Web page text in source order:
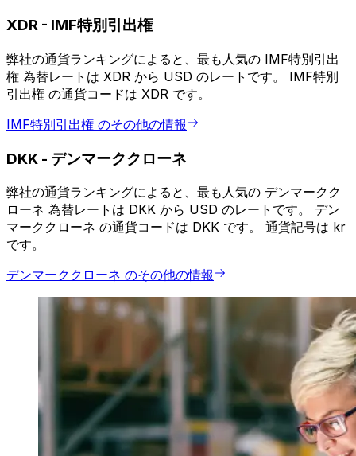
XDR - IMF特別引出権
弊社の通貨ランキングによると、最も人気の IMF特別引出
権 為替レートは XDR から USD のレートです。 IMF特別
引出権 の通貨コードは XDR です。
IMF特別引出権 のその他の情報
DKK - デンマーククローネ
弊社の通貨ランキングによると、最も人気の デンマークク
ローネ 為替レートは DKK から USD のレートです。 デン
マーククローネ の通貨コードは DKK です。 通貨記号は kr
です。
デンマーククローネ のその他の情報